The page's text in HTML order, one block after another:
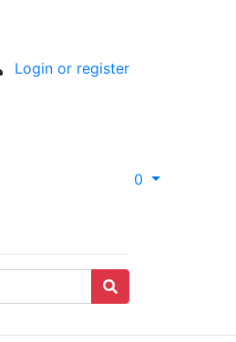
Login or register
0